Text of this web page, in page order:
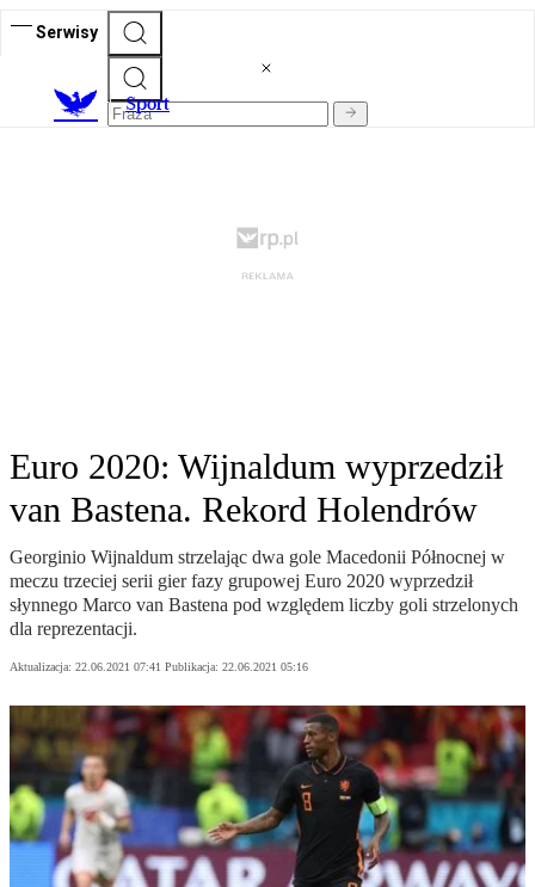
Serwisy
Sport
Euro 2020: Wijnaldum wyprzedził
van Bastena. Rekord Holendrów
Georginio Wijnaldum strzelając dwa gole Macedonii Północnej w
meczu trzeciej serii gier fazy grupowej Euro 2020 wyprzedził
słynnego Marco van Bastena pod względem liczby goli strzelonych
dla reprezentacji.
Aktualizacja: 22.06.2021 07:41 Publikacja: 22.06.2021 05:16